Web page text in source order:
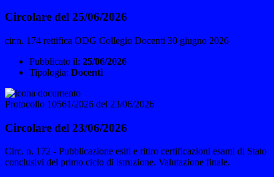
Circolare del 25/06/2026
cir.n. 174 rettifica ODG Collegio Docenti 30 giugno 2026
Pubblicato il: 25/06/2026
Tipologia: Docenti
Protocollo 10561/2026 del 23/06/2026
Circolare del 23/06/2026
Circ. n. 172 - Pubblicazione esiti e ritiro certificazioni esami di Stato
conclusivi del primo ciclo di istruzione. Valutazione finale.